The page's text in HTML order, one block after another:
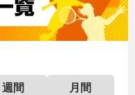
週間
月間